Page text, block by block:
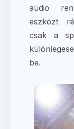
audio
eszközt
csak a
be.